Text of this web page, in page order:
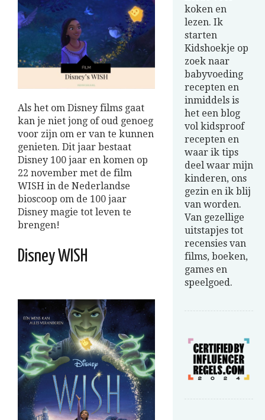
Als het om Disney films gaat
kan je niet jong of oud genoeg
voor zijn om er van te kunnen
genieten. Dit jaar bestaat
Disney 100 jaar en komen op
22 november met de film
WISH in de Nederlandse
bioscoop om de 100 jaar
Disney magie tot leven te
brengen!
Disney WISH
koken en
lezen. Ik
starten
Kidshoekje op
zoek naar
babyvoeding
recepten en
inmiddels is
het een blog
vol kidsproof
recepten en
waar ik tips
deel waar mijn
kinderen, ons
gezin en ik blij
van worden.
Van gezellige
uitstapjes tot
recensies van
films, boeken,
games en
speelgoed.